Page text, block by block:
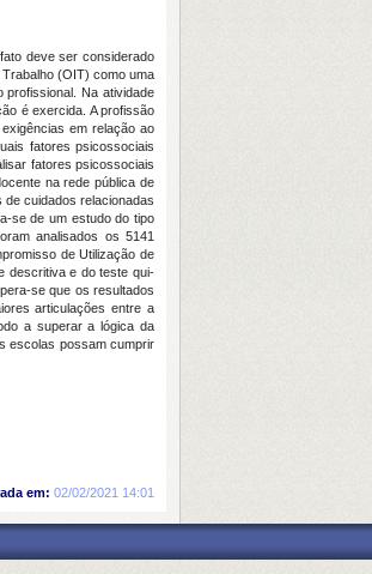
deve ser considerado
(OIT) como uma
Na atividade
é exercida. A profissão
em relação ao
fatores psicossociais
fatores psicossociais
na rede pública de
cuidados relacionadas
se de um estudo do tipo
analisados os 5141
de Utilização de
descritiva e do teste qui-
se que os resultados
articulações entre a
a superar a lógica da
escolas possam cumprir
em: 02/02/2021 14:01